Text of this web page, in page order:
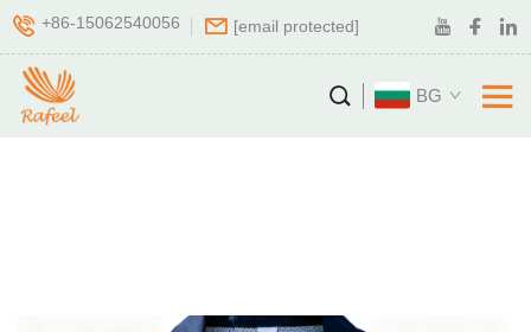
+86-15062540056 [email protected]
BG